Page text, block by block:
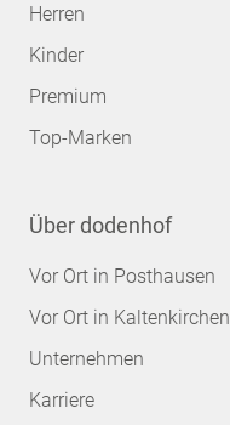
Herren
Kinder
Premium
Top-Marken
Über dodenhof
Vor Ort in Posthausen
Vor Ort in Kaltenkirchen
Unternehmen
Karriere